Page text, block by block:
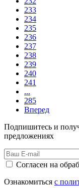
233
234
235
236
237
238
239
240
241
...
285
Вперед
Подпишитесь и
предложениях
Согласен на
Ознакомиться с